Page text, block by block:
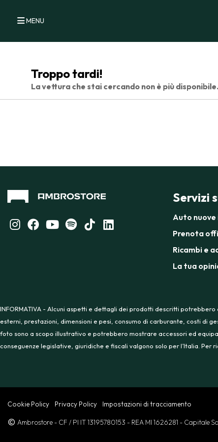
MENU
Troppo tardi!
La vettura che stai cercando non è più disponibile.
Servizi
Auto nuove
Prenota
Ricambi e
La tua
INFORMATIVA - Alcuni aspetti e dettagli dei prodotti descritti
esterni, prestazioni, dimensioni e pesi, consumo di carburante, costi di
foto sono a scopo illustrativo e potrebbero mostrare accessori ed
conseguenze legislative, giuridiche e fiscali valgono solo per l’Italia.
Cookie Policy Privacy Policy Impostazioni di tracciamento
Ambrostore - CF / PI IT 13195780153 - REA MI 1626281 - Capitale